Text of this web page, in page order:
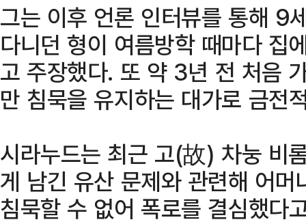
그는 이후 언론 인터뷰를 통해 9
다니던 형이 여름방학 때마다 집
고 주장했다. 또 약 3년 전 처음
만 침묵을 유지하는 대가로 금전
시라누드는 최근 고(故) 차눙 비
게 남긴 유산 문제와 관련해 어
침묵할 수 없어 폭로를 결심했다